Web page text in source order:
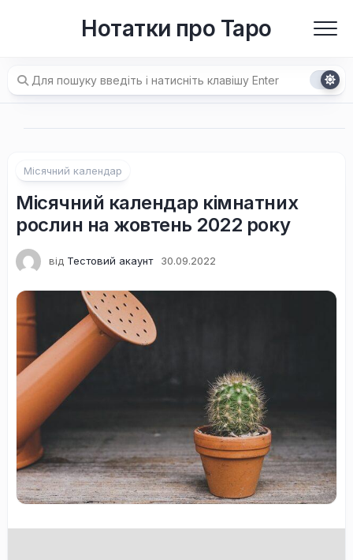
Нотатки про Таро
Місячний календар
Місячний календар кімнатних
рослин на жовтень 2022 року
від Тестовий акаунт 30.09.2022